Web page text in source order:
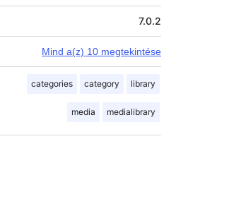
7.0.2
Mind a(z) 10 megtekintése
categories category library
media medialibrary